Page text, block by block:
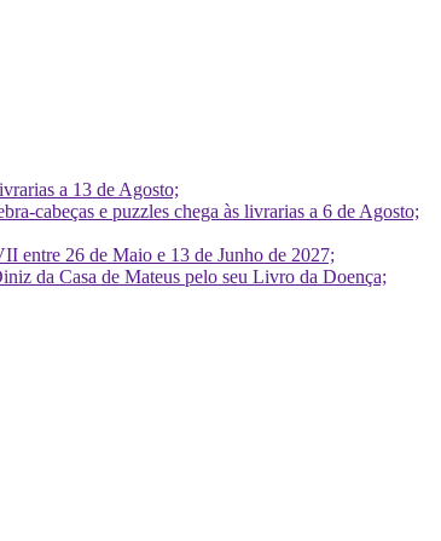
a 13 de Agosto;
cabeças e puzzles chega às livrarias a 6 de Agosto;
entre 26 de Maio e 13 de Junho de 2027;
da Casa de Mateus pelo seu Livro da Doença;